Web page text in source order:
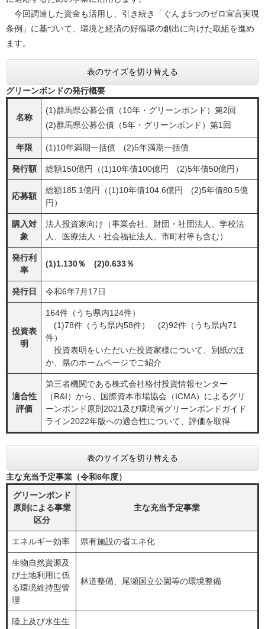
今回調達した資金も活用し、引き続き「ぐんま5つのゼロ宣言実現
条例」に基づいて、環境と経済の好循環の創出に向けた取組を進め
ます。
表のサイズを切り替える
グリーンボンドの発行概要
名称
(1)群馬県公募公債（10年・グリーンボンド）第2回
(2)群馬県公募公債（5年・グリーンボンド）第1回
年限 (1)10年満期一括債 (2)5年満期一括債
発行額 総額150億円（(1)10年債100億円 (2)5年債50億円）
応募額
総額185.1億円（(1)10年債104.6億円 (2)5年債80.5億
円）
購入対
象
法人投資家向け（事業会社、財団・社団法人、学校法
人、医療法人・社会福祉法人、市町村等も含む）
発行利
率
(1)1.130％ (2)0.633％
発行日 令和6年7月17日
投資表
明
164件（うち県内124件）
(1)78件（うち県内58件） (2)92件（うち県内71
件）
投資表明をいただいた投資家様について、別紙のほ
か、県のホームページでご紹介
適合性
評価
第三者機関である株式会社格付投資情報センター
（R&I）から、国際資本市場協会（ICMA）によるグリ
ーンボンド原則2021及び環境省グリーンボンドガイド
ライン2022年版への適合性について、評価を取得
表のサイズを切り替える
主な充当予定事業（令和6年度）
グリーンボンド
原則による事業
区分
主な充当予定事業
エネルギー効率 県有施設の省エネ化
生物自然資源及
び土地利用に係
る環境維持型管
理
林道整備、尾瀬国立公園等の環境整備
陸上及び水生生